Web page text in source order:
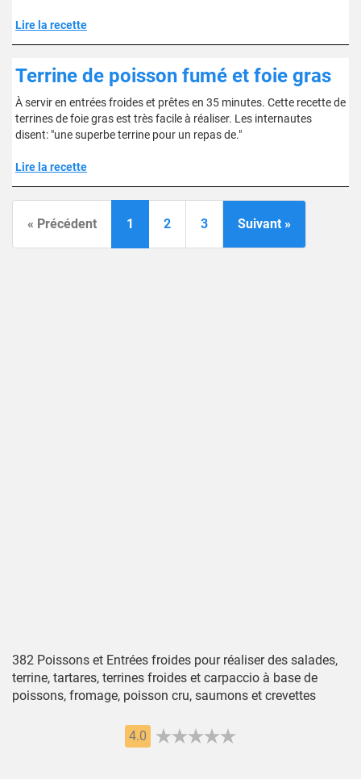
Lire la recette
Terrine de poisson fumé et foie gras
À servir en entrées froides et prêtes en 35 minutes. Cette recette de
terrines de foie gras est très facile à réaliser. Les internautes
disent: "une superbe terrine pour un repas de."
Lire la recette
« Précédent 1 2 3 Suivant »
382 Poissons et Entrées froides pour réaliser des salades,
terrine, tartares, terrines froides et carpaccio à base de
poissons, fromage, poisson cru, saumons et crevettes
4.0